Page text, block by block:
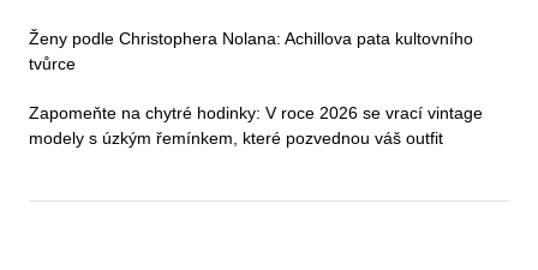
Ženy podle Christophera Nolana: Achillova pata kultovního
tvůrce
Zapomeňte na chytré hodinky: V roce 2026 se vrací vintage
modely s úzkým řemínkem, které pozvednou váš outfit